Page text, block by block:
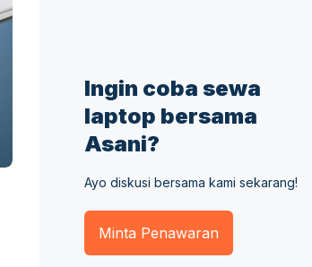
Ingin coba sewa
laptop bersama
Asani?
Ayo diskusi bersama kami sekarang!
Minta Penawaran